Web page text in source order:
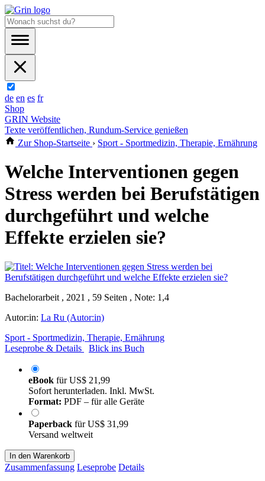
de en es fr
Shop
GRIN Website
Texte veröffentlichen, Rundum-Service genießen
Zur Shop-Startseite › Sport - Sportmedizin, Therapie, Ernährung
Welche Interventionen gegen
Stress werden bei Berufstätigen
durchgeführt und welche
Effekte erzielen sie?
Bachelorarbeit , 2021 , 59 Seiten , Note: 1,4
Autor:in: La Ru (Autor:in)
Sport - Sportmedizin, Therapie, Ernährung
Leseprobe & Details
Blick ins Buch
eBook fürUS$ 21,99
Sofort herunterladen. Inkl. MwSt.
Format: PDF – für alle Geräte
Paperback fürUS$ 31,99
Versand weltweit
In den Warenkorb
Zusammenfassung Leseprobe Details